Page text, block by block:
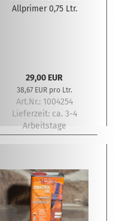
Allprimer 0,75 Ltr.
29,00 EUR
38,67 EUR pro Ltr.
Art.Nr.: 1004254
Lieferzeit: ca. 3-4
Arbeitstage